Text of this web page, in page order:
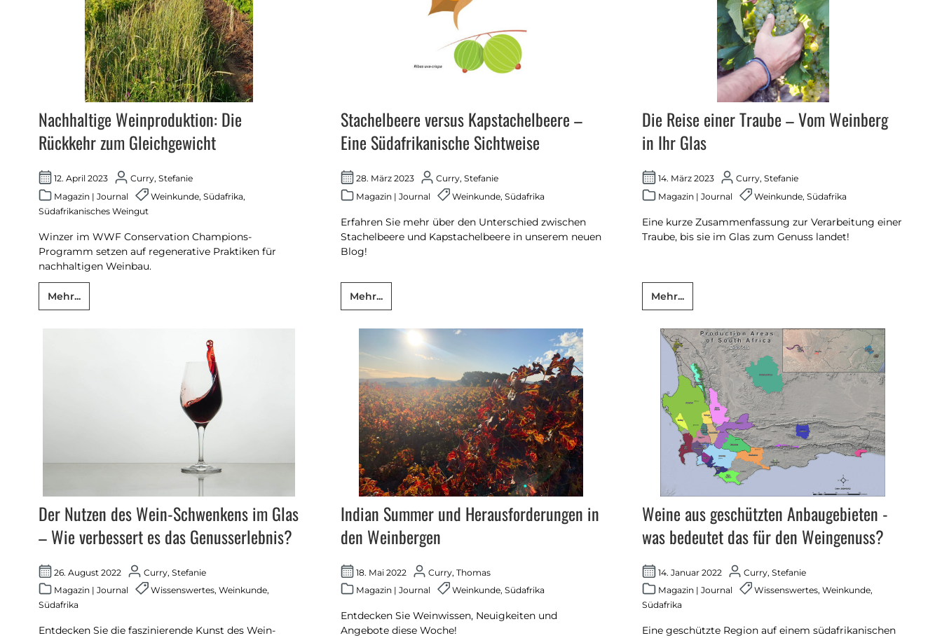
Nachhaltige Weinproduktion: Die
Rückkehr zum Gleichgewicht
12. April 2023
Curry, Stefanie
Magazin |Journal Weinkunde, Südafrika,
Südafrikanisches Weingut
Winzer im WWF Conservation Champions-
Programm setzen auf regenerative Praktiken für
nachhaltigen Weinbau.
Mehr...
Stachelbeere versus Kapstachelbeere –
Eine Südafrikanische Sichtweise
28. März 2023
Curry, Stefanie
Magazin| Journal Weinkunde,Südafrika
Erfahren Sie mehr über den Unterschied zwischen
Stachelbeere und Kapstachelbeere in unserem neuen
Blog!
Mehr...
Die Reise einer Traube – Vom Weinberg
in Ihr Glas
14. März 2023
Curry, Stefanie
Magazin| Journal Weinkunde, Südafrika
Eine kurze Zusammenfassung zur Verarbeitung einer
Traube, bis sie im Glas zum Genuss landet!
Mehr...
Der Nutzen des Wein-Schwenkens im Glas
– Wie verbessert es das Genusserlebnis?
26. August 2022
Curry, Stefanie
Magazin |Journal Wissenswertes, Weinkunde,
Südafrika
Entdecken Sie die faszinierende Kunst des Wein-
Indian Summer und Herausforderungen in
den Weinbergen
18. Mai 2022
Curry, Thomas
Magazin| Journal Weinkunde,Südafrika
Entdecken Sie Weinwissen, Neuigkeiten und
Angebote diese Woche!
Weine aus geschützten Anbaugebieten -
was bedeutet das für den Weingenuss?
14. Januar 2022
Curry, Stefanie
Magazin| Journal Wissenswertes, Weinkunde,
Südafrika
Eine geschützte Region auf einem südafrikanischen